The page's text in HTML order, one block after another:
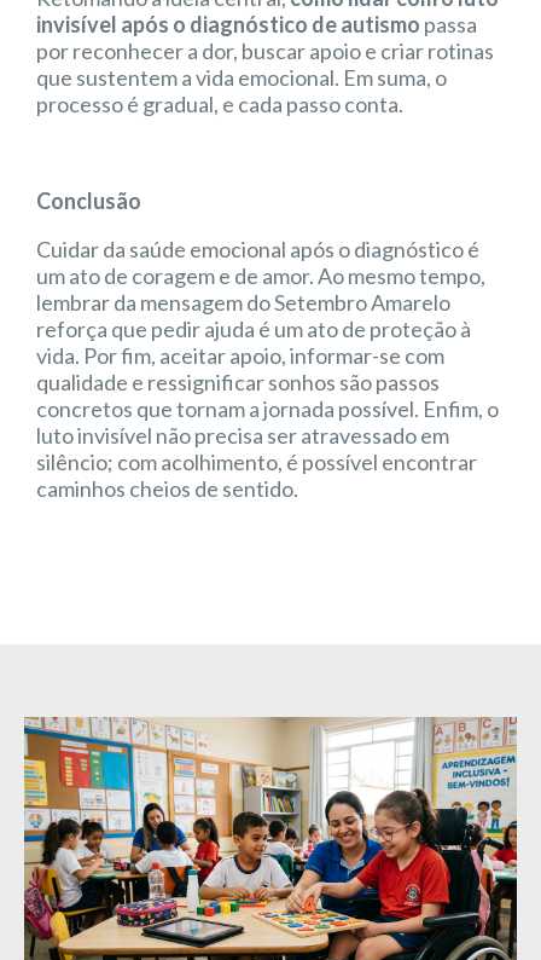
invisível após o diagnóstico de autismo passa
por reconhecer a dor, buscar apoio e criar rotinas
que sustentem a vida emocional. Em suma, o
processo é gradual, e cada passo conta.
Conclusão
Cuidar da saúde emocional após o diagnóstico é
um ato de coragem e de amor. Ao mesmo tempo,
lembrar da mensagem do Setembro Amarelo
reforça que pedir ajuda é um ato de proteção à
vida. Por fim, aceitar apoio, informar-se com
qualidade e ressignificar sonhos são passos
concretos que tornam a jornada possível. Enfim, o
luto invisível não precisa ser atravessado em
silêncio; com acolhimento, é possível encontrar
caminhos cheios de sentido.